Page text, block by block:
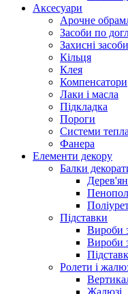
Аксесуари
Арочне
Засоби по
Захисні засоби
Кільця
Клея
Компенсатори
Лаки і масла
Підкладка
Пороги
Системи
Фанера
Елементи декору
Балки
Підставки
Вироби
Вироби
Ролети і
Жалюзі